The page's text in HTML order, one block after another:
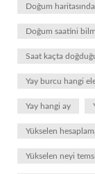
Doğum
Doğum saatini
Saat kaçta
Yay burcu hangi
Yay hangi ay
Yükselen
Yükselen neyi